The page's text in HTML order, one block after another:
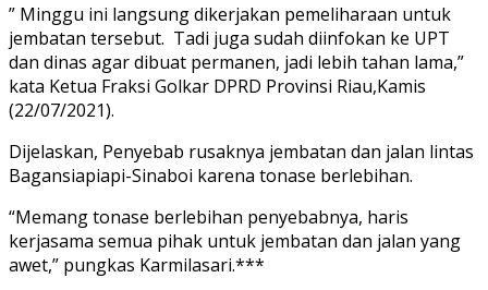
” Minggu ini langsung dikerjakan pemeliharaan untuk
jembatan tersebut. Tadi juga sudah diinfokan ke UPT
dan dinas agar dibuat permanen, jadi lebih tahan lama,”
kata Ketua Fraksi Golkar DPRD Provinsi Riau,Kamis
(22/07/2021).
Dijelaskan, Penyebab rusaknya jembatan dan jalan lintas
Bagansiapiapi-Sinaboi karena tonase berlebihan.
“Memang tonase berlebihan penyebabnya, haris
kerjasama semua pihak untuk jembatan dan jalan yang
awet,” pungkas Karmilasari.***